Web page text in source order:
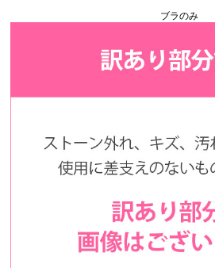
ブラのみ